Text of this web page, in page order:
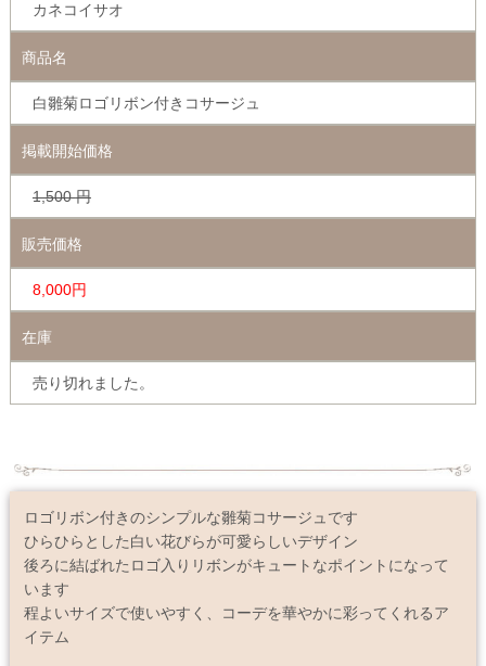
カネコイサオ
商品名
白雛菊ロゴリボン付きコサージュ
掲載開始価格
1,500 円
販売価格
8,000円
在庫
売り切れました。
ロゴリボン付きのシンプルな雛菊コサージュです
ひらひらとした白い花びらが可愛らしいデザイン
後ろに結ばれたロゴ入りリボンがキュートなポイントになって
います
程よいサイズで使いやすく、コーデを華やかに彩ってくれるア
イテム